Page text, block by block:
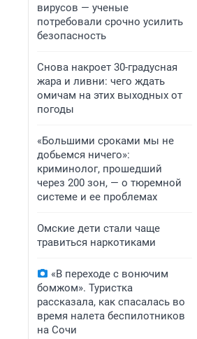
вирусов — ученые
потребовали срочно усилить
безопасность
Снова накроет 30-градусная
жара и ливни: чего ждать
омичам на этих выходных от
погоды
«Большими сроками мы не
добьемся ничего»:
криминолог, прошедший
через 200 зон, — о тюремной
системе и ее проблемах
Омские дети стали чаще
травиться наркотиками
«В переходе с вонючим
бомжом». Туристка
рассказала, как спасалась во
время налета беспилотников
на Сочи